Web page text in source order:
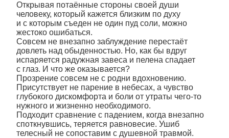
Открывая потаённые стороны своей души
человеку, который кажется близким по духу
и с которым съеден не один пуд соли, можно
жестоко ошибаться.
Совсем не внезапно заблуждение перестаёт
довлеть над обыденностью. Но, как бы вдруг
испаряется радужная завеса и пелена спадает
с глаз. И что же оказывается?
Прозрение совсем не с родни вдохновению.
Присутствует не парение в небесах, а чувство
глубокого дискомфорта и боли от утраты чего-то
нужного и жизненно необходимого.
Подходит сравнение с падением, когда внезапно
споткнувшись, теряется равновесие. Ушиб
телесный не сопоставим с душевной травмой.